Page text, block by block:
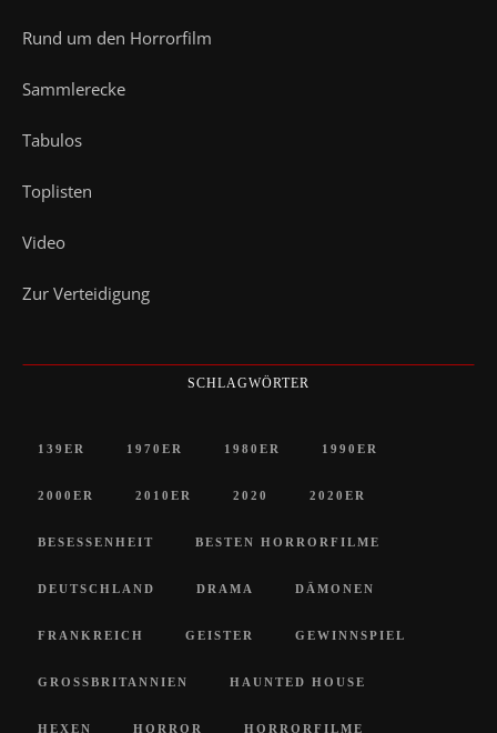
Rund um den Horrorfilm
Sammlerecke
Tabulos
Toplisten
Video
Zur Verteidigung
SCHLAGWÖRTER
139ER 1970ER 1980ER 1990ER
2000ER 2010ER 2020 2020ER
BESESSENHEIT BESTEN HORRORFILME
DEUTSCHLAND DRAMA DÄMONEN
FRANKREICH GEISTER GEWINNSPIEL
GROSSBRITANNIEN HAUNTED HOUSE
HEXEN HORROR HORRORFILME